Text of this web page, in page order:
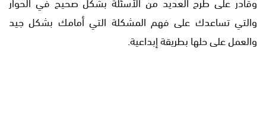
والتي تساعدك على فهم المشكلة التي أمامك بشكل جيد
والعمل على حلها بطريقة إبداعية.